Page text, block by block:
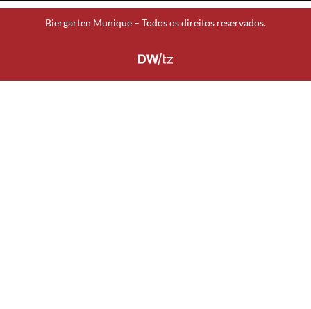
Biergarten Munique – Todos os direitos reservados.